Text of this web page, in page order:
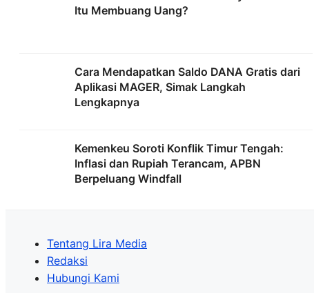
Itu Membuang Uang?
Cara Mendapatkan Saldo DANA Gratis dari
Aplikasi MAGER, Simak Langkah
Lengkapnya
Kemenkeu Soroti Konflik Timur Tengah:
Inflasi dan Rupiah Terancam, APBN
Berpeluang Windfall
Tentang Lira Media
Redaksi
Hubungi Kami